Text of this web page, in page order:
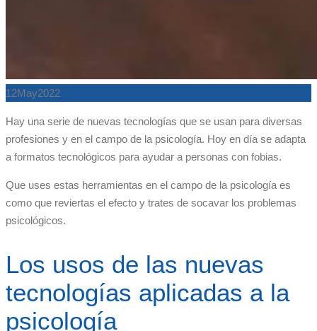
12May2022
Hay una serie de nuevas tecnologías que se usan para diversas
profesiones y en el campo de la psicología. Hoy en día se adapta
a formatos tecnológicos para ayudar a personas con fobias.
Que uses estas herramientas en el campo de la psicología es
como que reviertas el efecto y trates de socavar los problemas
psicológicos.
Los usos de las nuevas
tecnologías aplicadas a la
psicología